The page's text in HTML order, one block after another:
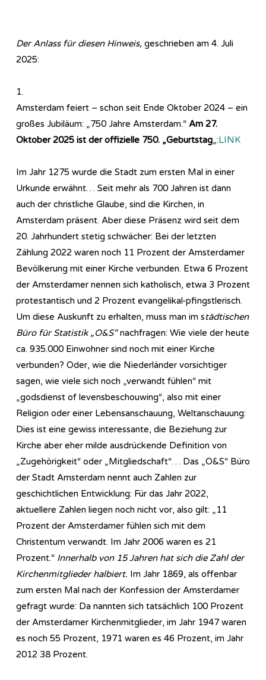
Der Anlass für diesen Hinweis, geschrieben am 4. Juli
2025:
1.
Amsterdam feiert – schon seit Ende Oktober 2024 – ein
großes Jubiläum: „750 Jahre Amsterdam.“ Am 27.
Oktober 2025 ist der offizielle 750. „Geburtstag„:LINK
Im Jahr 1275 wurde die Stadt zum ersten Mal in einer
Urkunde erwähnt… Seit mehr als 700 Jahren ist dann
auch der christliche Glaube, sind die Kirchen, in
Amsterdam präsent. Aber diese Präsenz wird seit dem
20. Jahrhundert stetig schwächer: Bei der letzten
Zählung 2022 waren noch 11 Prozent der Amsterdamer
Bevölkerung mit einer Kirche verbunden. Etwa 6 Prozent
der Amsterdamer nennen sich katholisch, etwa 3 Prozent
protestantisch und 2 Prozent evangelikal-pfingstlerisch.
Um diese Auskunft zu erhalten, muss man im städtischen
Büro für Statistik „O&S“nachfragen: Wie viele der heute
ca. 935.000 Einwohner sind noch mit einer Kirche
verbunden? Oder, wie die Niederländer vorsichtiger
sagen, wie viele sich noch „verwandt fühlen“ mit
„godsdienst of levensbeschouwing“, also mit einer
Religion oder einer Lebensanschauung, Weltanschauung:
Dies ist eine gewiss interessante, die Beziehung zur
Kirche aber eher milde ausdrückende Definition von
„Zugehörigkeit“ oder „Mitgliedschaft“… Das „O&S“ Büro
der Stadt Amsterdam nennt auch Zahlen zur
geschichtlichen Entwicklung: Für das Jahr 2022,
aktuellere Zahlen liegen noch nicht vor, also gilt: „11
Prozent der Amsterdamer fühlen sich mit dem
Christentum verwandt. Im Jahr 2006 waren es 21
Prozent.“ Innerhalb von 15 Jahren hat sich die Zahl der
Kirchenmitglieder halbiert. Im Jahr 1869, als offenbar
zum ersten Mal nach der Konfession der Amsterdamer
gefragt wurde: Da nannten sich tatsächlich 100 Prozent
der Amsterdamer Kirchenmitglieder, im Jahr 1947 waren
es noch 55 Prozent, 1971 waren es 46 Prozent, im Jahr
2012 38 Prozent.